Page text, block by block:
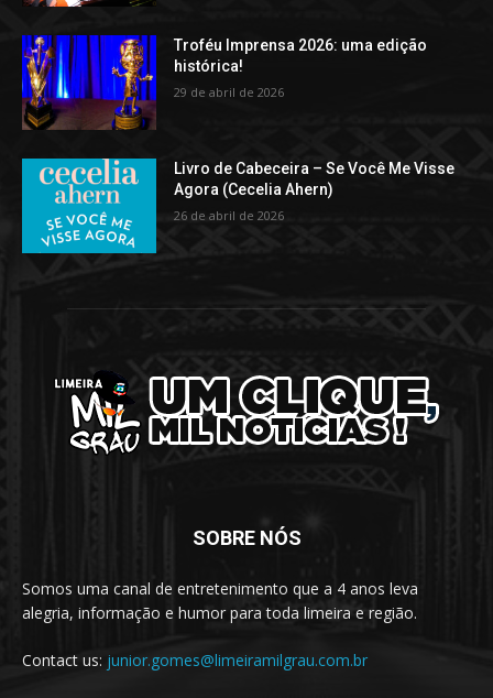
Troféu Imprensa 2026: uma edição
histórica!
29 de abril de 2026
Livro de Cabeceira – Se Você Me Visse
Agora (Cecelia Ahern)
26 de abril de 2026
SOBRE NÓS
Somos uma canal de entretenimento que a 4 anos leva
alegria, informação e humor para toda limeira e região.
Contact us: junior.gomes@limeiramilgrau.com.br